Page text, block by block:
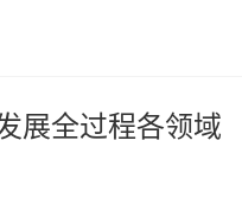
展全过程各领域